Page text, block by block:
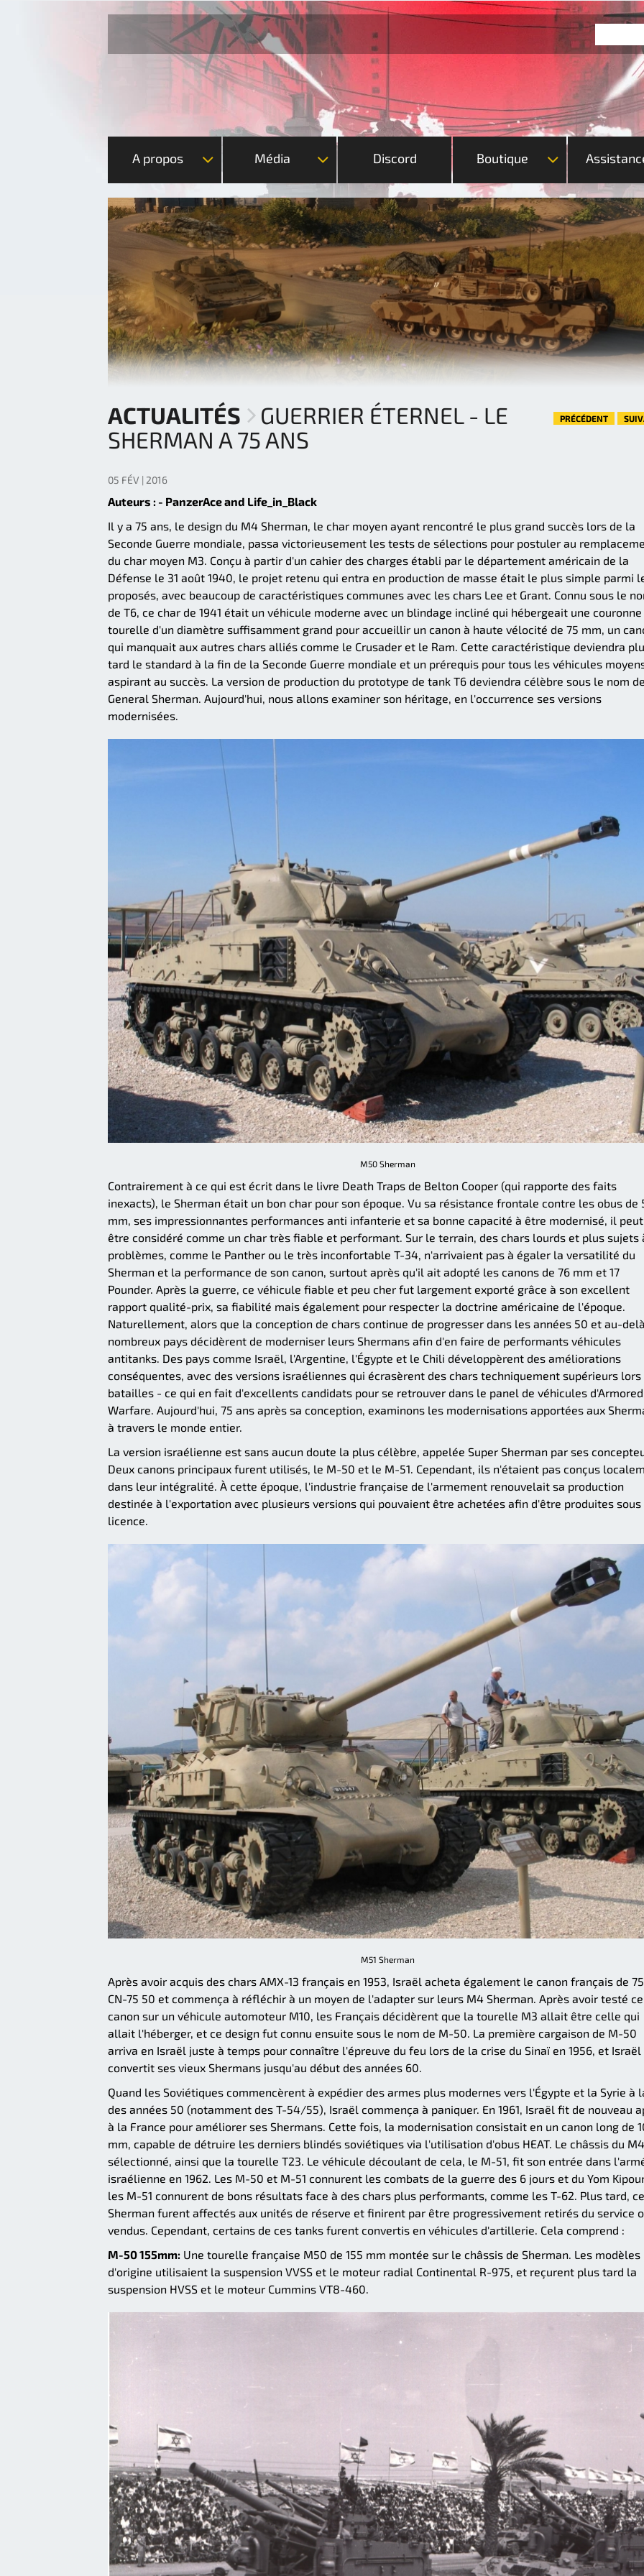
A propos Média Discord Boutique
ACTUALITÉS
GUERRIER ÉTERNEL - LE
SHERMAN A 75 ANS
PRÉCÉDENT
05 FÉV | 2016
Auteurs : - PanzerAce and Life_in_Black
Il y a 75 ans, le design du M4 Sherman, le char moyen ayant rencontré le plus grand succès lors de la
Seconde Guerre mondiale, passa victorieusement les tests de sélections pour postuler au
du char moyen M3. Conçu à partir d'un cahier des charges établi par le département américain de la
Défense le 31 août 1940, le projet retenu qui entra en production de masse était le plus simple parmi
proposés, avec beaucoup de caractéristiques communes avec les chars Lee et Grant. Connu sous le
de T6, ce char de 1941 était un véhicule moderne avec un blindage incliné qui hébergeait une couronne
tourelle d'un diamètre suffisamment grand pour accueillir un canon à haute vélocité de 75 mm, un
qui manquait aux autres chars alliés comme le Crusader et le Ram. Cette caractéristique deviendra
tard le standard à la fin de la Seconde Guerre mondiale et un prérequis pour tous les véhicules
aspirant au succès. La version de production du prototype de tank T6 deviendra célèbre sous le nom
General Sherman. Aujourd'hui, nous allons examiner son héritage, en l'occurrence ses versions
modernisées.
M50 Sherman
Contrairement à ce qui est écrit dans le livre Death Traps de Belton Cooper (qui rapporte des faits
inexacts), le Sherman était un bon char pour son époque. Vu sa résistance frontale contre les obus de
mm, ses impressionnantes performances anti infanterie et sa bonne capacité à être modernisé, il peut
être considéré comme un char très fiable et performant. Sur le terrain, des chars lourds et plus sujets
problèmes, comme le Panther ou le très inconfortable T-34, n'arrivaient pas à égaler la versatilité du
Sherman et la performance de son canon, surtout après qu'il ait adopté les canons de 76 mm et 17
Pounder. Après la guerre, ce véhicule fiable et peu cher fut largement exporté grâce à son excellent
rapport qualité-prix, sa fiabilité mais également pour respecter la doctrine américaine de l'époque.
Naturellement, alors que la conception de chars continue de progresser dans les années 50 et au-
nombreux pays décidèrent de moderniser leurs Shermans afin d'en faire de performants véhicules
antitanks. Des pays comme Israël, l'Argentine, l'Égypte et le Chili développèrent des améliorations
conséquentes, avec des versions israéliennes qui écrasèrent des chars techniquement supérieurs lors
batailles - ce qui en fait d'excellents candidats pour se retrouver dans le panel de véhicules d'Armored
Warfare. Aujourd'hui, 75 ans après sa conception, examinons les modernisations apportées aux
à travers le monde entier.
La version israélienne est sans aucun doute la plus célèbre, appelée Super Sherman par ses
Deux canons principaux furent utilisés, le M-50 et le M-51. Cependant, ils n'étaient pas conçus
dans leur intégralité. À cette époque, l'industrie française de l'armement renouvelait sa production
destinée à l'exportation avec plusieurs versions qui pouvaient être achetées afin d'être produites sous
licence.
M51 Sherman
Après avoir acquis des chars AMX-13 français en 1953, Israël acheta également le canon français de
CN-75 50 et commença à réfléchir à un moyen de l'adapter sur leurs M4 Sherman. Après avoir testé ce
canon sur un véhicule automoteur M10, les Français décidèrent que la tourelle M3 allait être celle qui
allait l'héberger, et ce design fut connu ensuite sous le nom de M-50. La première cargaison de M-50
arriva en Israël juste à temps pour connaître l'épreuve du feu lors de la crise du Sinaï en 1956, et Israël
convertit ses vieux Shermans jusqu'au début des années 60.
Quand les Soviétiques commencèrent à expédier des armes plus modernes vers l'Égypte et la Syrie à
des années 50 (notamment des T-54/55), Israël commença à paniquer. En 1961, Israël fit de nouveau
à la France pour améliorer ses Shermans. Cette fois, la modernisation consistait en un canon long de
mm, capable de détruire les derniers blindés soviétiques via l'utilisation d'obus HEAT. Le châssis du
sélectionné, ainsi que la tourelle T23. Le véhicule découlant de cela, le M-51, fit son entrée dans
israélienne en 1962. Les M-50 et M-51 connurent les combats de la guerre des 6 jours et du Yom
les M-51 connurent de bons résultats face à des chars plus performants, comme les T-62. Plus tard,
Sherman furent affectés aux unités de réserve et finirent par être progressivement retirés du service
vendus. Cependant, certains de ces tanks furent convertis en véhicules d'artillerie. Cela comprend :
M-50 155mm: Une tourelle française M50 de 155 mm montée sur le châssis de Sherman. Les modèles
d'origine utilisaient la suspension VVSS et le moteur radial Continental R-975, et reçurent plus tard la
suspension HVSS et le moteur Cummins VT8-460.